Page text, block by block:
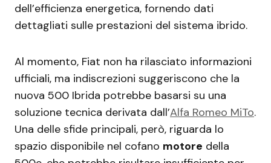
dell’efficienza energetica, fornendo dati
dettagliati sulle prestazioni del sistema ibrido.
Al momento, Fiat non ha rilasciato informazioni
ufficiali, ma indiscrezioni suggeriscono che la
nuova 500 Ibrida potrebbe basarsi su una
soluzione tecnica derivata dall’Alfa Romeo MiTo.
Una delle sfide principali, però, riguarda lo
spazio disponibile nel cofano motore della